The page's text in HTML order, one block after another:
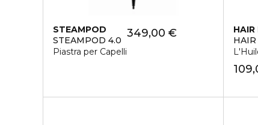
STEAMPOD
STEAMPOD 4.0
Piastra per Capelli
349,00 €
HAIR